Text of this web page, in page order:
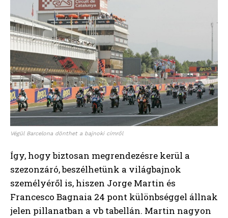
Végül Barcelona dönthet a bajnoki címről
Így, hogy biztosan megrendezésre kerül a
szezonzáró, beszélhetünk a világbajnok
személyéről is, hiszen Jorge Martin és
Francesco Bagnaia 24 pont különbséggel állnak
jelen pillanatban a vb tabellán. Martin nagyon